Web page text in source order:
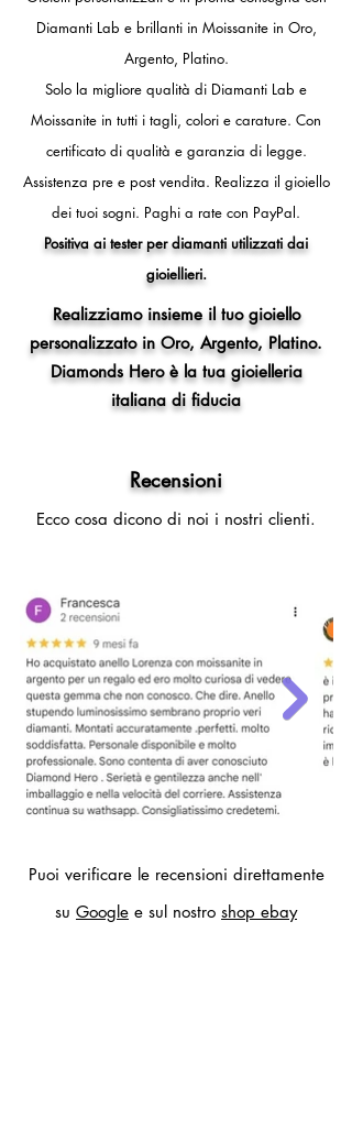
diametro interno anello 16,2 mm)
- 12 (circonferenza dito 52mm,
diametro interno anello 16,5 mm)
- 13 (circonferenza dito 53mm,
diametro interno anello 16,8 mm)
- 14 (circonferenza dito 54mm,
diametro interno anello 17,2 mm)
- 15 (circonferenza dito 55mm,
diametro interno anello 17,5 mm)
diametro interno anello 17,8 mm)
- 17 (circonferenza dito 57mm,
diametro interno anello 18,1 mm)
- 18 (circonferenza dito 58mm,
diametro interno anello 18,5 mm)
- 19 (circonferenza dito 59mm,
diametro interno anello 18,8 mm)
- 21 (circonferenza dito 61mm,
diametro interno anello 19,4 mm)
- 22 (circonferenza dito 62mm,
contatti.
Diamanti Lab e brillanti in Moissanite in Oro,
Argento, Platino.
Solo la migliore qualità di Diamanti Lab e
Moissanite in tutti i tagli, colori e carature. Con
certificato di qualità e garanzia di legge.
Assistenza pre e post vendita. Realizza il gioiello
dei tuoi sogni. Paghi a rate con PayPal.
Positiva ai tester per diamanti utilizzati dai
gioiellieri.
Realizziamo insieme il tuo gioiello
personalizzato in Oro, Argento, Platino.
Diamonds Hero è la tua gioielleria
italiana di fiducia
Recensioni
Ecco cosa dicono di noi i nostri clienti.
Puoi verificare le recensioni direttamente
su Google e sul nostro shop ebay